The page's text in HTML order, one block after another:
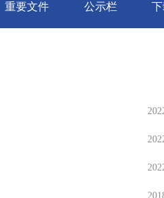
重要文件 公示栏